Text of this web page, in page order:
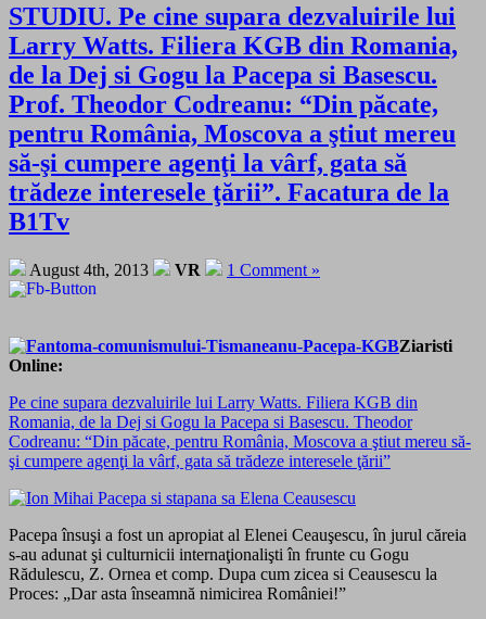
STUDIU. Pe cine supara dezvaluirile lui
Larry Watts. Filiera KGB din Romania,
de la Dej si Gogu la Pacepa si Basescu.
Prof. Theodor Codreanu: “Din păcate,
pentru România, Moscova a ştiut mereu
să-şi cumpere agenţi la vârf, gata să
trădeze interesele ţării”. Facatura de la
B1Tv
August 4th, 2013 VR 1 Comment »
Ziaristi
Online:
Pe cine supara dezvaluirile lui Larry Watts. Filiera KGB din
Romania, de la Dej si Gogu la Pacepa si Basescu. Theodor
Codreanu: “Din păcate, pentru România, Moscova a ştiut mereu să-
şi cumpere agenţi la vârf, gata să trădeze interesele ţării”
Pacepa însuşi a fost un apropiat al Elenei Ceauşescu, în jurul căreia
s-au adunat şi culturnicii internaţionalişti în frunte cu Gogu
Rădulescu, Z. Ornea et comp. Dupa cum zicea si Ceausescu la
Proces: „Dar asta înseamnă nimicirea României!”